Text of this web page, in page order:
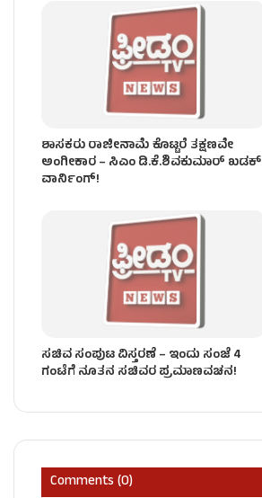
ʻಕೈʼ​ ಪಾಳಯದಲ್ಲಿ ಬಂಡಾಯದ
ಶಾಸಕರು ರಾಜೀನಾಮೆ ಕೊಟ್ಟರೆ ತಕ್ಷಣವೇ
ಅಂಗೀಕಾರ – ಸಿಎಂ ಡಿ.ಕೆ.ಶಿವಕುಮಾರ್ ಖಡಕ್
ವಾರ್ನಿಂಗ್!
ಸಚಿವ ಸಂಪುಟ ವಿಸ್ತರಣೆ – ಇಂದು ಸಂಜೆ 4
ಗಂಟೆಗೆ ನೂತನ ಸಚಿವರ ಪ್ರಮಾಣವಚನ!
Comments (0)